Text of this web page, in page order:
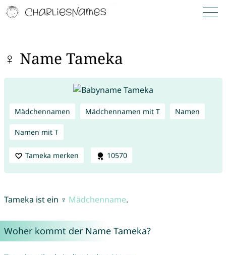
♀ Name Tameka
Mädchennamen Mädchennamen mit T Namen
Namen mit T
Tameka merken 10570
Tameka ist ein ♀ Mädchenname.
Woher kommt der Name Tameka?